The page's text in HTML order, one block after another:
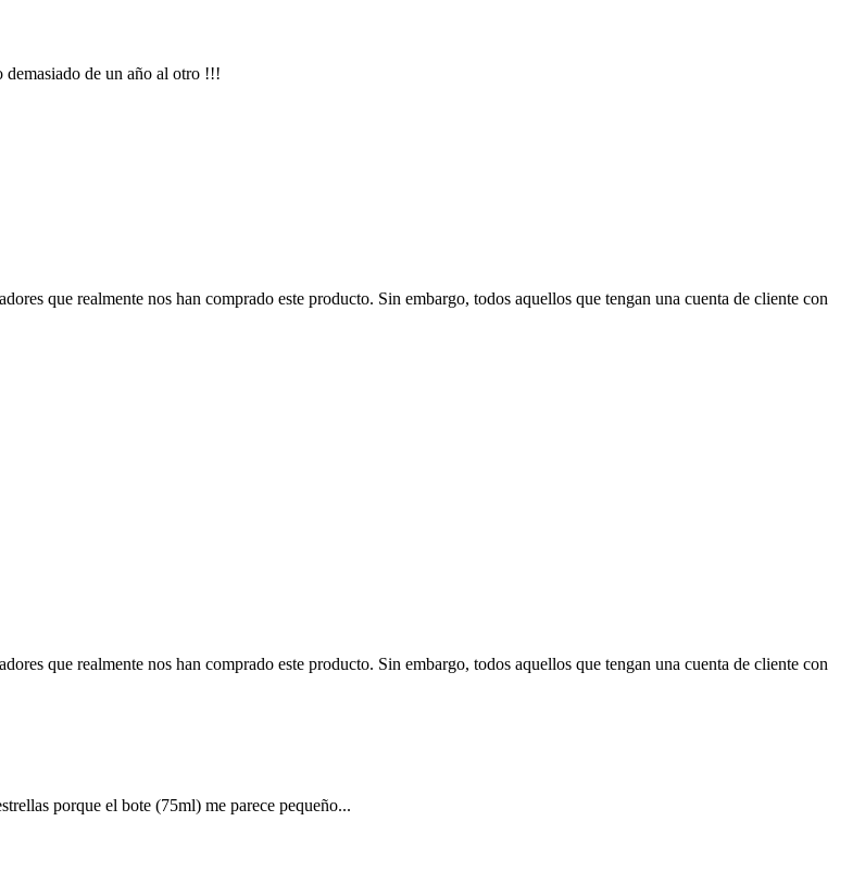
de un año al otro !!!
que realmente nos han comprado este producto. Sin embargo, todos aquellos que tengan una cuenta de cliente con
que realmente nos han comprado este producto. Sin embargo, todos aquellos que tengan una cuenta de cliente con
porque el bote (75ml) me parece pequeño...